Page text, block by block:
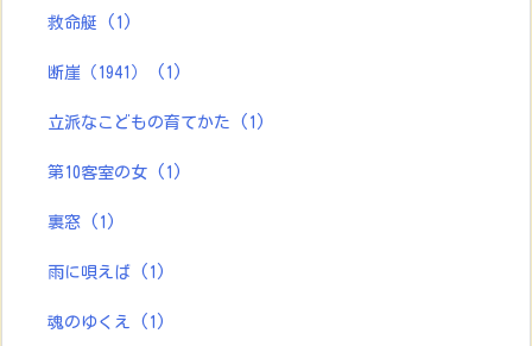
救命艇 (1)
断崖（1941） (1)
立派なこどもの育てかた (1)
第10客室の女 (1)
裏窓 (1)
雨に唄えば (1)
魂のゆくえ (1)